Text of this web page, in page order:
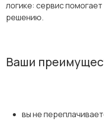
логике: сервис
решению.
Ваши
вы не